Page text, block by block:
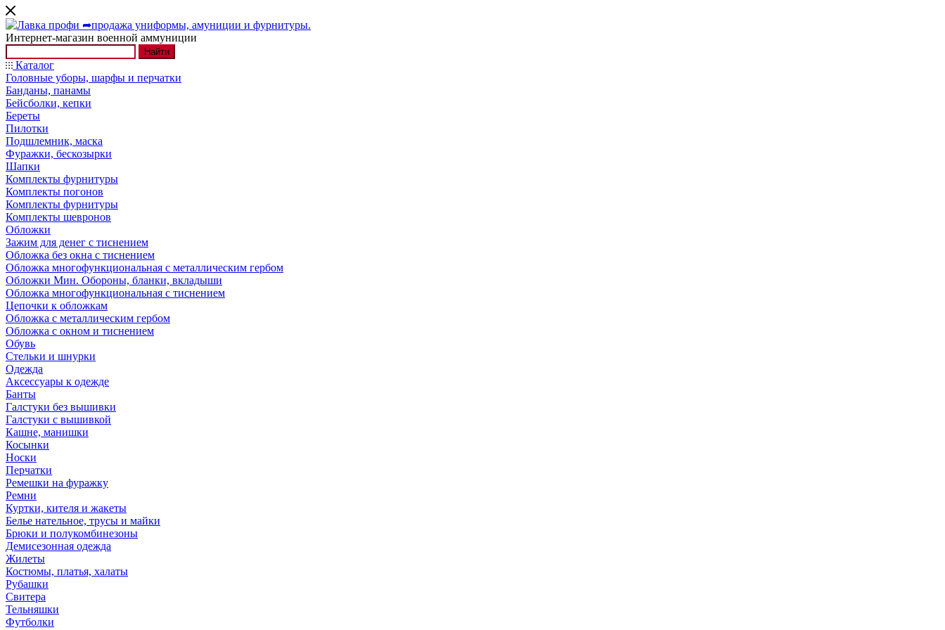
Интернет-магазин военной аммуниции
Найти
Каталог
Головные уборы, шарфы и перчатки
Банданы, панамы
Бейсболки, кепки
Береты
Пилотки
Подшлемник, маска
Фуражки, бескозырки
Шапки
Комплекты фурнитуры
Комплекты погонов
Комплекты фурнитуры
Комплекты шевронов
Обложки
Зажим для денег с тиснением
Обложка без окна с тиснением
Обложка многофункциональная с металлическим гербом
Обложки Мин. Обороны, бланки, вкладыши
Обложка многофункциональная с тиснением
Цепочки к обложкам
Обложка с металлическим гербом
Обложка с окном и тиснением
Обувь
Стельки и шнурки
Одежда
Аксессуары к одежде
Банты
Галстуки без вышивки
Галстуки с вышивкой
Кашне, манишки
Косынки
Носки
Перчатки
Ремешки на фуражку
Ремни
Куртки, кителя и жакеты
Белье нательное, трусы и майки
Брюки и полукомбинезоны
Демисезонная одежда
Жилеты
Костюмы, платья, халаты
Рубашки
Свитера
Тельняшки
Футболки